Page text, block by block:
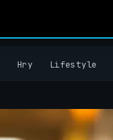
Hry Lifestyle